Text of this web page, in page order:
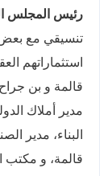
رئيس المجلس
تنسيقي مع بعض
استثماراتهم
قالمة و بن
مدير أملاك
البناء، مدير
قالمة، و مكتب